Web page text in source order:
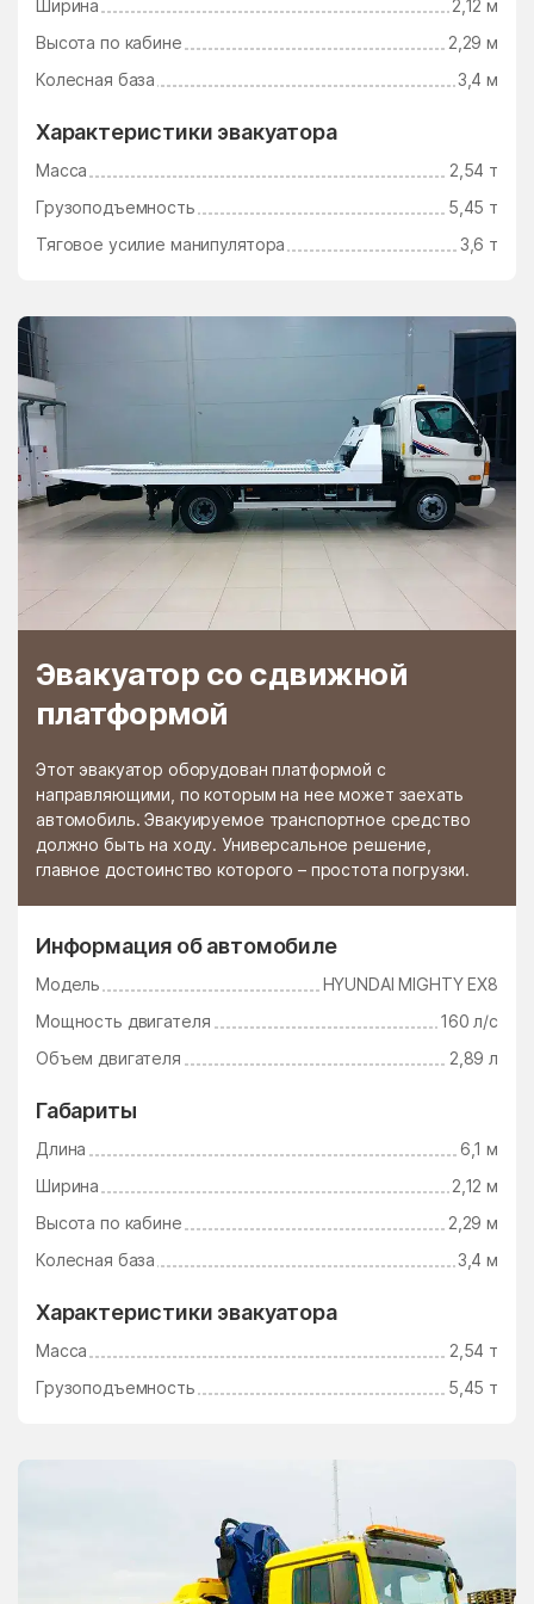
Ширина
2,12 м
Высота по кабине
2,29 м
Колесная база
3,4 м
Характеристики эвакуатора
Масса
2,54 т
Грузоподъемность
5,45 т
Тяговое усилие манипулятора
3,6 т
Эвакуатор со сдвижной
платформой
Этот эвакуатор оборудован платформой с
направляющими, по которым на нее может заехать
автомобиль. Эвакуируемое транспортное средство
должно быть на ходу. Универсальное решение,
главное достоинство которого – простота погрузки.
Информация об автомобиле
Модель
HYUNDAI MIGHTY EX8
Мощность двигателя
160 л/с
Объем двигателя
2,89 л
Габариты
Длина
6,1 м
Ширина
2,12 м
Высота по кабине
2,29 м
Колесная база
3,4 м
Характеристики эвакуатора
Масса
2,54 т
Грузоподъемность
5,45 т
Ушаково Фаустово
Федино Федурново
Федюково
Филимоновское
Фуньково
Хотьково Хрипань
центр альной усадьбы
совхоза Озёры
центральной усадьбы
Цибино Чайковского
Часцы Чашниково
Челюскинский Чемодурово
Черкизово Чёрная
Черноголовка Чёрное
Чертаново Северное Чертаново Центральное
Чертаново Южное Черусти
Чехов
Шабурново Шарапово
Шатура Шатурторф
Шаховская Шевляково
Электрогорск
Ягунино
Ямкино